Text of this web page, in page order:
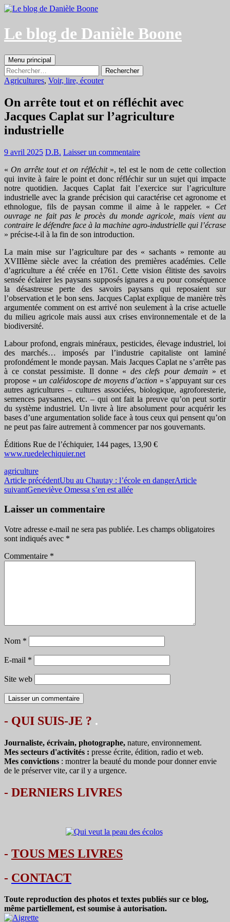
Aller
contenu
Le blog de Danièle Boone
Recherche
Menu principal
Rechercher :
Agricultures, Voir, lire, écouter
On arrête tout et on réfléchit avec
Jacques Caplat sur l’agriculture
industrielle
9 avril 2025 D.B. Laisser un commentaire
«On arrête tout et on réfléchit», tel est le nom de cette collection
qui invite à faire le point et donc réfléchir sur un sujet qui impacte
notre quotidien. Jacques Caplat fait l’exercice sur l’agriculture
industrielle avec la grande précision qui caractérise cet agronome et
ethnologue, fils de paysan comme il aime à le rappeler. « Cet
ouvrage ne fait pas le procès du monde agricole, mais vient au
contraire le défendre face à la machine agro-industrielle qui l’écrase
» précise-t-il à la fin de son introduction.
La main mise sur l’agriculture par des « sachants » remonte au
XVIIIème siècle avec la création des premières académies. Celle
d’agriculture a été créée en 1761. Cette vision élitiste des savoirs
sensée éclairer les paysans supposés ignares a eu pour conséquence
la désastreuse perte des savoirs paysans qui reposaient sur
l’observation et le bon sens. Jacques Caplat explique de manière très
argumentée comment on est arrivé non seulement à la crise actuelle
du milieu agricole mais aussi aux crises environnementale et de la
biodiversité.
Labour profond, engrais minéraux, pesticides, élevage industriel, loi
des marchés… imposés par l’industrie capitaliste ont laminé
profondément le monde paysan. Mais Jacques Caplat ne s’arrête pas
à ce constat pessimiste. Il donne «des clefs pour demain» et
propose « un caléidoscope de moyens d’action » s’appuyant sur ces
autres agricultures – cultures associées, biologique, agroforesterie,
semences paysannes, etc. – qui ont fait la preuve qu’on peut sortir
du système industriel. Un livre à lire absolument pour acquérir les
bases d’une argumentation solide face à tous ceux qui pensent qu’on
ne peut pas faire autrement à commencer par nos gouvernants.
Éditions Rue de l’échiquier, 144 pages, 13,90 €
www.ruedelechiquier.net
agriculture
Navigation
des
articles
Article précédentUbu au Chautay : l’école en dangerArticle
suivantGeneviève Omessa s’en est allée
Laisser un commentaire
Votre adresse e-mail ne sera pas publiée. Les champs obligatoires
sont indiqués avec *
Commentaire *
Nom *
E-mail *
Site web
- QUI SUIS-JE ? .
Journaliste, écrivain, photographe, nature, environnement.
Mes secteurs d'activités : presse écrite, édition, radio et web.
Mes convictions : montrer la beauté du monde pour donner envie
de le préserver vite, car il y a urgence.
- DERNIERS LIVRES
- TOUS MES LIVRES
- CONTACT
Toute reproduction des photos et textes publiés sur ce blog,
même partiellement, est soumise à autorisation.